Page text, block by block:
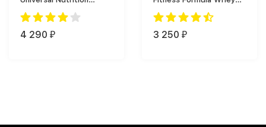
Animal Flex (44 таб.)
4 290 ₽
Protein Premium
3 250 ₽